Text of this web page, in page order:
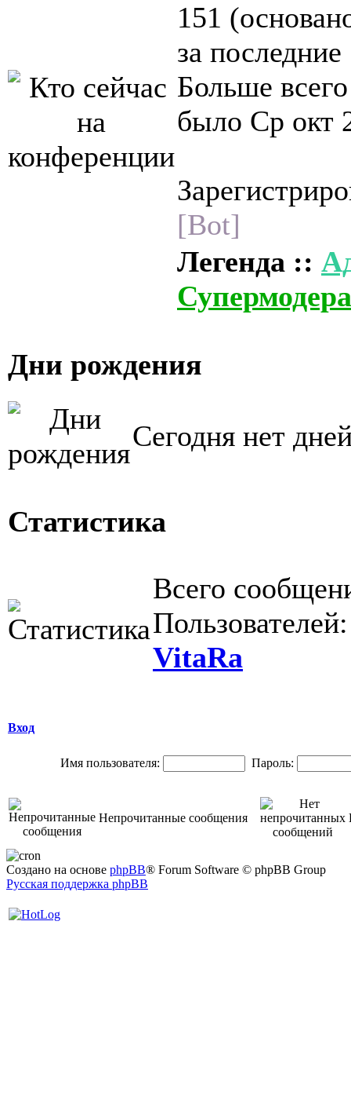
151
за
Больше
было Ср окт
[Bot]
Легенда ::
Дни рождения
Сегодня нет
Статистика
Всего
VitaRa
Вход
Имя пользователя: Пароль:
Непрочитанные сообщения
Создано на основе phpBB® Forum Software © phpBB Group
Русская поддержка phpBB